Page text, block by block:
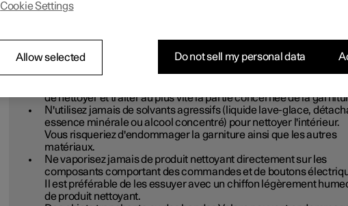
IMPORTANT
Certains vêtements teints (jeans foncés ou vêtements en daim)
de nettoyer et traiter au plus vite la partie concernée de la
N'utilisez jamais de solvants agressifs (liquide lave-glace,
essence minérale ou alcool concentré) pour nettoyer l'intérieur.
Vous risqueriez d'endommager la garniture ainsi que les autres
matériaux.
Ne vaporisez jamais de produit nettoyant directement sur les
composants comportant des commandes et de boutons
Il est préférable de les essuyer avec un chiffon légèrement
de produit nettoyant.
Cookie Settings
Allow selected Do not sell my personal data